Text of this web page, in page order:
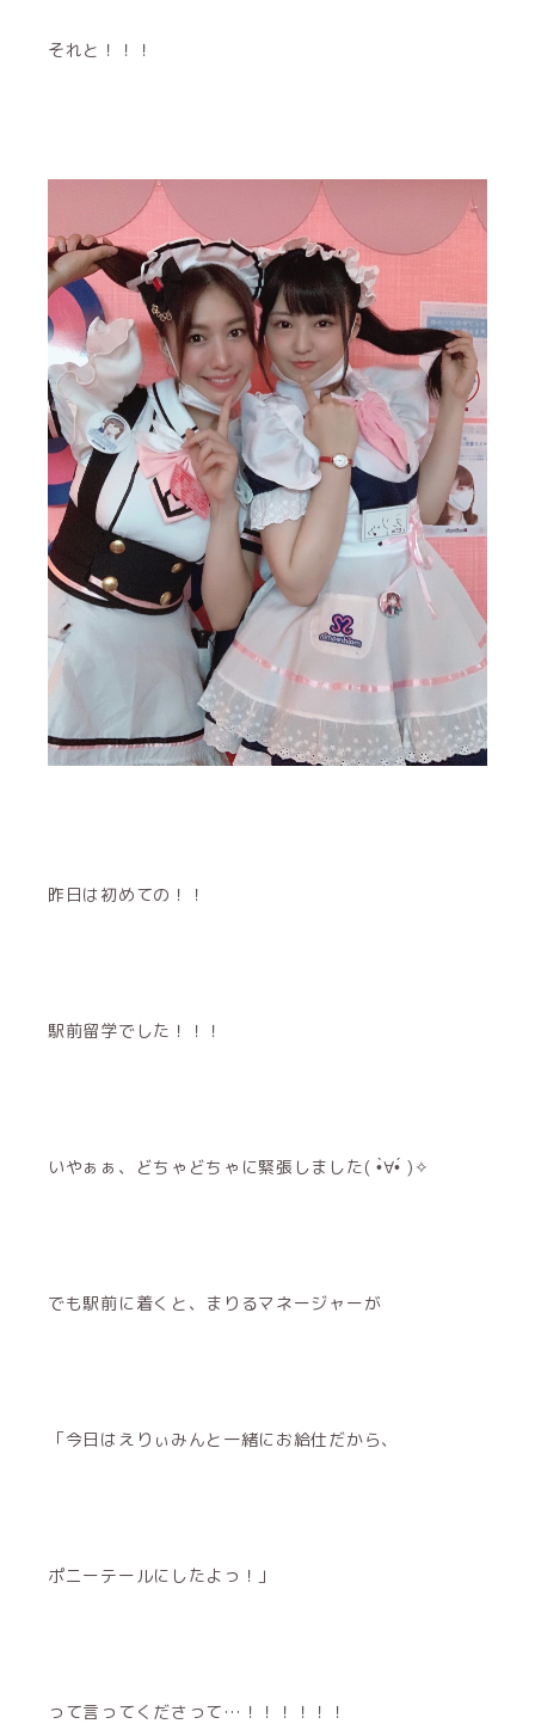
それと！！！
昨日は初めての！！
駅前留学でした！！！
いやぁぁ、どちゃどちゃに緊張しました( •̀∀︎•́ )✧︎
でも駅前に着くと、まりるマネージャーが
「今日はえりぃみんと一緒にお給仕だから、
ポニーテールにしたよっ！」
って言ってくださって…！！！！！！